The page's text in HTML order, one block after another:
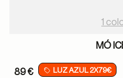
1
MÓ
89 € LUZ AZUL 2X79€